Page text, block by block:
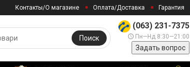
Контакты/О магазине Оплата/Доставка Гарантия
(063) 231-7375
Пн—Нд 8:30—21:00
Задать вопрос
Поиск